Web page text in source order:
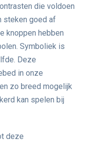
die voldoen
steken goed af
knoppen hebben
Symboliek is
Deze
in onze
zo breed mogelijk
kan spelen bij
deze